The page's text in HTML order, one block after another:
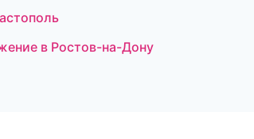
в Ростов-на-Дону